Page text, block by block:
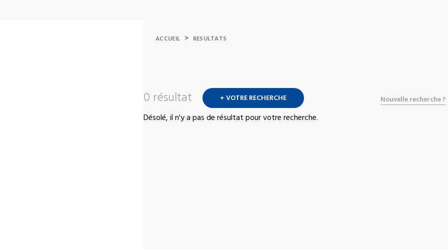
ACCUEIL > RESULTATS
0 résultat + VOTRE RECHERCHE Nouvelle recherche ?
Désolé, il n'y a pas de résultat pour votre recherche.